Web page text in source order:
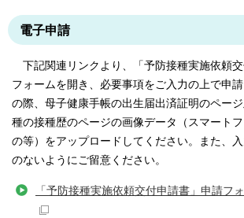
電子申請
下記関連リンクより、「予防接種実施依頼
フォームを開き、必要事項をご入力の上で申
の際、母子健康手帳の出生届出済証明のペー
種の接種歴のページの画像データ（スマート
の等）をアップロードしてください。また、
のないようにご留意ください。
「予防接種実施依頼交付申請書」申請フ